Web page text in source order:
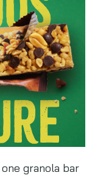
granola bar